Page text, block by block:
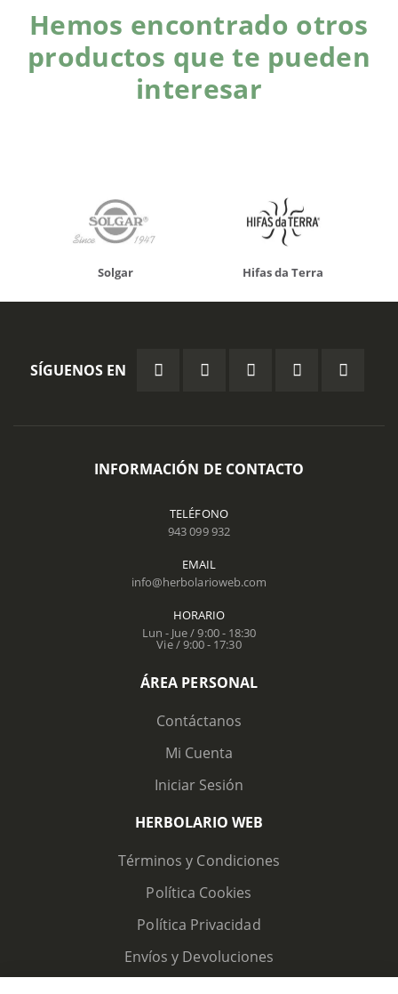
Hemos encontrado otros
productos que te pueden
interesar
Solgar Hifas da Terra
SÍGUENOS EN
INFORMACIÓN DE CONTACTO
TELÉFONO
943 099 932
EMAIL
info@herbolarioweb.com
HORARIO
Lun - Jue / 9:00 - 18:30
Vie / 9:00 - 17:30
ÁREA PERSONAL
Contáctanos
Mi Cuenta
Iniciar Sesión
HERBOLARIO WEB
Términos y Condiciones
Política Cookies
Política Privacidad
Envíos y Devoluciones